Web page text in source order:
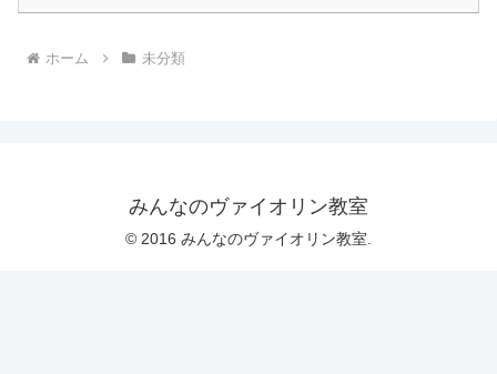
ホーム 未分類
みんなのヴァイオリン教室
© 2016 みんなのヴァイオリン教室.